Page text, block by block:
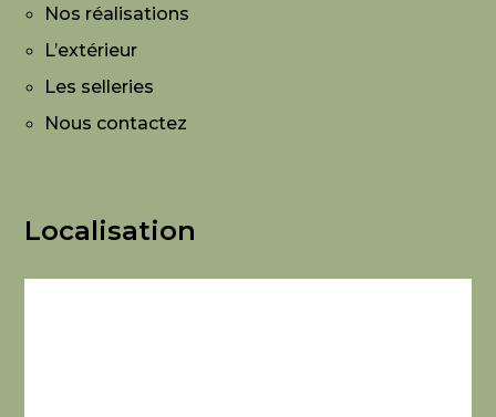
Nos réalisations
L’extérieur
Les selleries
Nous contactez
Localisation